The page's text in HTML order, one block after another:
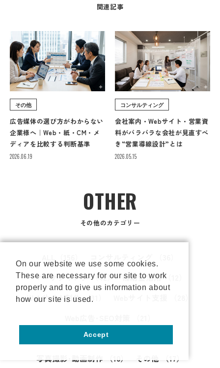
関連記事
その他
広告媒体の選び方がわからない
企業様へ｜Web・紙・CM・メ
ディアを比較する判断基準
2026.06.19
コンサルティング
会社案内・Webサイト・営業資
料がバラバラな会社が見直すべ
き“営業導線設計”とは
2026.05.15
OTHER
その他のカテゴリー
マーケティング（42） 補助金活用（12）
Webサイト制作（31）
グラフィックデザイン
写真撮影･動画制作
（10） その他 （17）
On our website we use some cookies.
These are necessary for our site to work
properly and to give us information about
how our site is used.
Accept